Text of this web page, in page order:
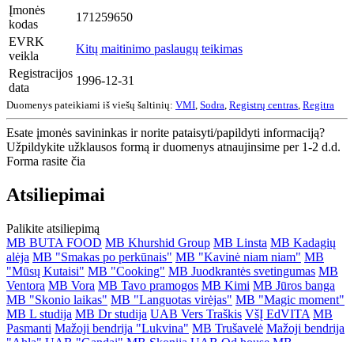
Įmonės
kodas
171259650
EVRK
veikla
Kitų maitinimo paslaugų teikimas
Registracijos
data
1996-12-31
Duomenys pateikiami iš viešų šaltinių: VMI Sodra Registrų centras Regitra
Esate įmonės savininkas ir norite pataisyti/papildyti informaciją?
Užpildykite užklausos formą ir duomenys atnaujinsime per 1-2 d.d.
Forma rasite čia
Atsiliepimai
Palikite atsiliepimą
MB BUTA FOOD MB Khurshid Group MB Linsta MB Kadagių
alėja MB "Smakas po perkūnais" MB "Kavinė niam niam" MB
"Mūsų Kutaisi" MB "Cooking" MB Juodkrantės svetingumas MB
Ventora MB Vora MB Tavo pramogos MB Kimi MB Jūros banga
MB "Skonio laikas" MB "Languotas virėjas" MB "Magic moment"
MB L studija MB Dr studija UAB Vers Traškis VšĮ EdVITA MB
Pasmanti Mažoji bendrija "Lukvina" MB Trušavelė Mažoji bendrija